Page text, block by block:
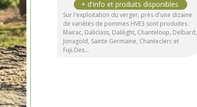
Sur l'exploitation du verger, près d'une dizaine
de variétés de pommes HVE3 sont produites :
Mairac, Daliclass, Dalilight, Chanteloup, Delbard,
Jonagold, Sainte Germaine, Chanteclerc et
Fuji.Des…